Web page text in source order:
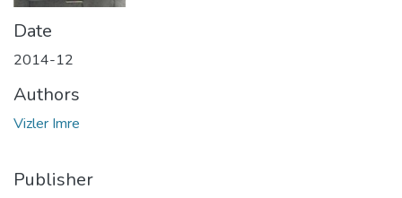
Date
2014-12
Authors
Vizler Imre
Publisher